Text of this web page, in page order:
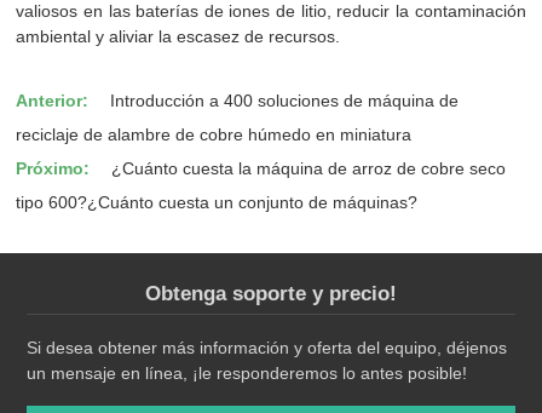
valiosos en las baterías de iones de litio, reducir la contaminación
ambiental y aliviar la escasez de recursos.
Anterior:
Introducción a 400 soluciones de máquina de
reciclaje de alambre de cobre húmedo en miniatura
Próximo:
¿Cuánto cuesta la máquina de arroz de cobre seco
tipo 600?¿Cuánto cuesta un conjunto de máquinas?
Obtenga soporte y precio!
Si desea obtener más información y oferta del equipo, déjenos
un mensaje en línea, ¡le responderemos lo antes posible!